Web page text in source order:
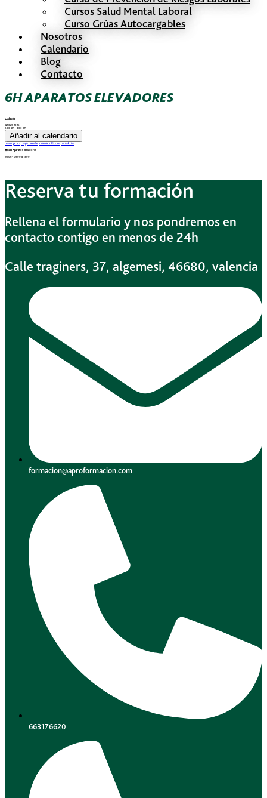
Cursos Salud Mental Laboral
Curso Grúas Autocargables
Nosotros
Calendario
Blog
Contacto
6H APARATOS ELEVADORES
Cuándo
junio 29, 2026
9:00 am - 3:00 pm
Añadir al calendario
Descargar ICS Google Calendar iCalendar Office 365 Outlook Live
🏗️ 6H Aparatos elevadores
29/06 – 09:00 a 15:00
Reserva tu formación
Rellena el formulario y nos pondremos en
contacto contigo en menos de 24h
Calle traginers, 37, algemesi, 46680, valencia
formacion@aproformacion.com
663176620